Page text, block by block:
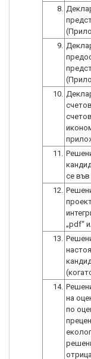
8.
9.
10.
11.
се
12.
„pdf“
13.
14.
на
по